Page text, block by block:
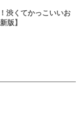
渋くてかっこいいお
版】